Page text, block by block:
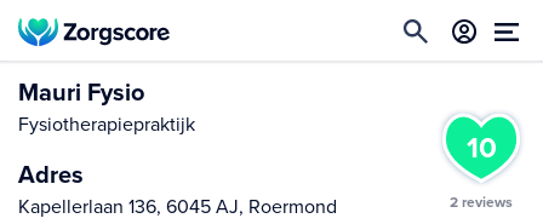
10
2 reviews
Mauri Fysio
Fysiotherapiepraktijk
Adres
Kapellerlaan 136, 6045 AJ, Roermond